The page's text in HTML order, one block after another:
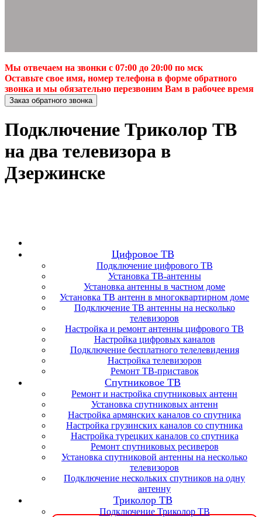
Мы отвечаем на звонки с 07:00 до 20:00 по мск
Оставьте свое имя, номер телефона в форме обратного
звонка и мы обязательно перезвоним Вам в рабочее время
Заказ обратного звонка
Подключение Триколор ТВ
на два телевизора в
Дзержинске
Цифровое ТВ
Подключение цифрового ТВ
Установка ТВ-антенны
Установка антенны в частном доме
Установка ТВ антенн в многоквартирном доме
Подключение ТВ антенны на несколько
телевизоров
Настройка и ремонт антенны цифрового ТВ
Настройка цифровых каналов
Подключение бесплатного телелевидения
Настройка телевизоров
Ремонт ТВ-приставок
Спутниковое ТВ
Ремонт и настройка спутниковых антенн
Установка спутниковых антенн
Настройка армянских каналов со спутника
Настройка грузинских каналов со спутника
Настройка турецких каналов со спутника
Ремонт спутниковых ресиверов
Установка спутниковой антенны на несколько
телевизоров
Подключение нескольких спутников на одну
антенну
Триколор ТВ
Подключение Триколор ТВ